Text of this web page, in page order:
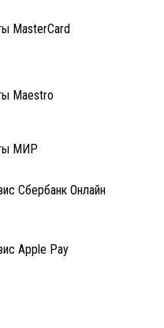
MasterCard
Maestro
МИР
Сбербанк Онлайн
Apple Pay